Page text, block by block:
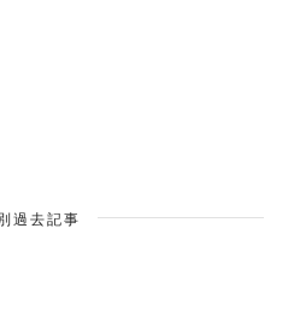
過去記事